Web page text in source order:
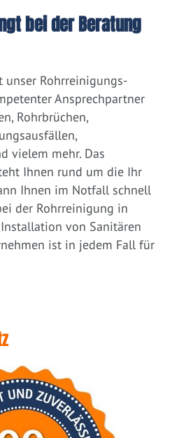
bei der Beratung
unser Rohrreinigungs-
Ansprechpartner
Rohrbrüchen,
vielem mehr. Das
Ihnen rund um die Ihr
Ihnen im Notfall schnell
der Rohrreinigung in
von Sanitären
ist in jedem Fall für